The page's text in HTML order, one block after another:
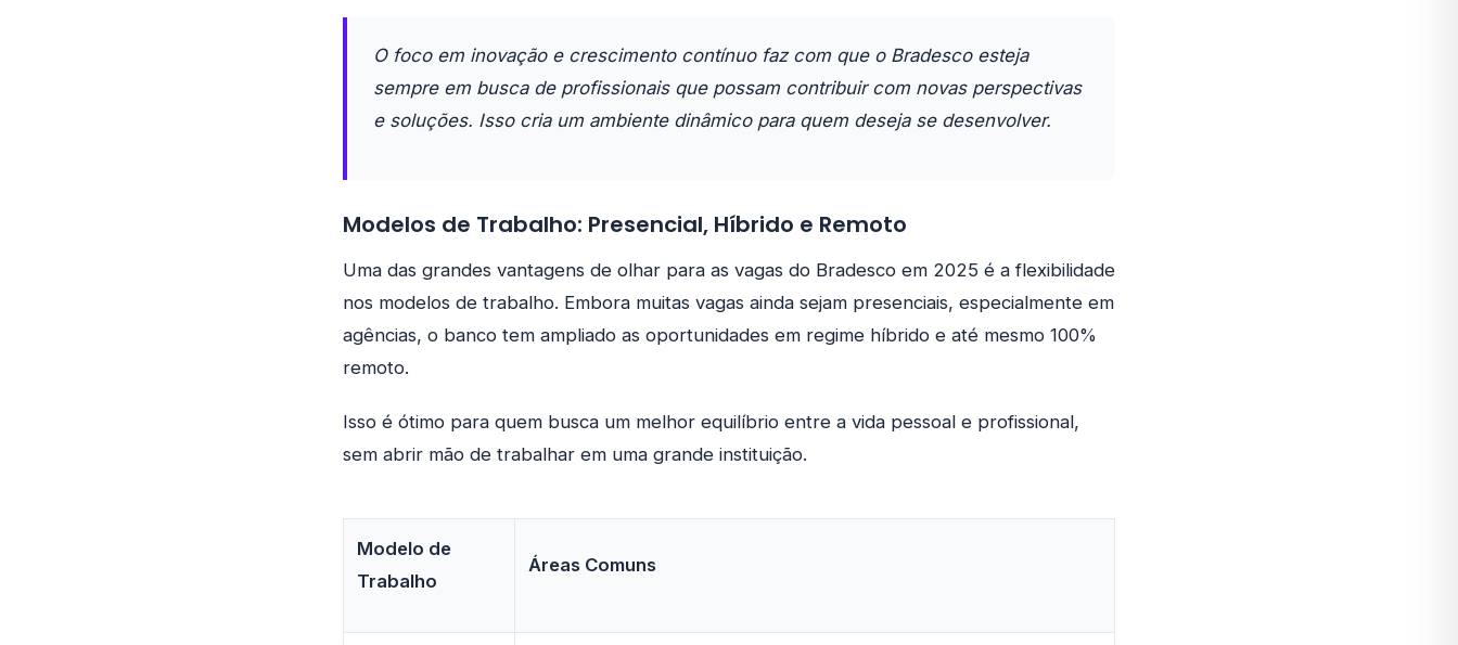
O foco em inovação e crescimento contínuo faz com que o Bradesco esteja
sempre em busca de profissionais que possam contribuir com novas perspectivas
e soluções. Isso cria um ambiente dinâmico para quem deseja se desenvolver.
Modelos de Trabalho: Presencial, Híbrido e Remoto
Uma das grandes vantagens de olhar para as vagas do Bradesco em 2025 é a flexibilidade
nos modelos de trabalho. Embora muitas vagas ainda sejam presenciais, especialmente em
agências, o banco tem ampliado as oportunidades em regime híbrido e até mesmo 100%
remoto.
Isso é ótimo para quem busca um melhor equilíbrio entre a vida pessoal e profissional,
sem abrir mão de trabalhar em uma grande instituição.
Modelo de
Trabalho
Áreas Comuns